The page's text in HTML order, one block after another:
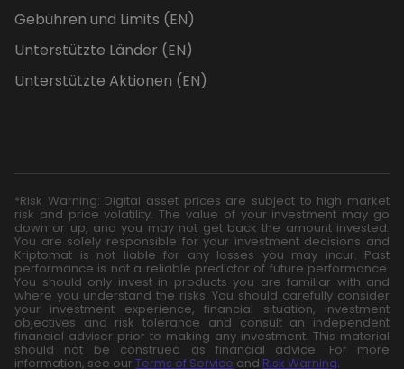
Gebühren und Limits (EN)
Unterstützte Länder (EN)
Unterstützte Aktionen (EN)
*Risk Warning: Digital asset prices are subject to high market
risk and price volatility. The value of your investment may go
down or up, and you may not get back the amount invested.
You are solely responsible for your investment decisions and
Kriptomat is not liable for any losses you may incur. Past
performance is not a reliable predictor of future performance.
You should only invest in products you are familiar with and
where you understand the risks. You should carefully consider
your investment experience, financial situation, investment
objectives and risk tolerance and consult an independent
financial adviser prior to making any investment. This material
should not be construed as financial advice. For more
information, see our Terms of Service and Risk Warning.